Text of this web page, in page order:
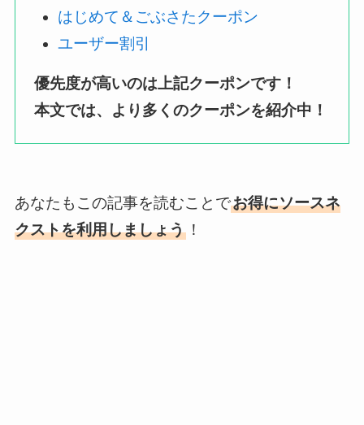
はじめて＆ごぶさたクーポン
ユーザー割引
優先度が高いのは上記クーポンです！
本文では、より多くのクーポンを紹介中！
あなたもこの記事を読むことでお得にソースネ
クストを利用しましょう！